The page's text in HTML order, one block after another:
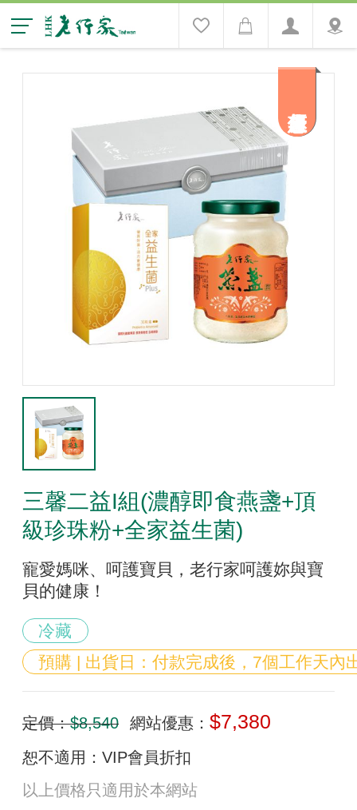
三馨二益I組(濃醇即食燕盞+頂
級珍珠粉+全家益生菌)
寵愛媽咪、呵護寶貝，老行家呵護妳與寶
貝的健康！
冷藏
預購 | 出貨日：付款完成後，7個工作天內
定價：$8,540 網站優惠： $7,380
恕不適用：VIP會員折扣
以上價格只適用於本網站